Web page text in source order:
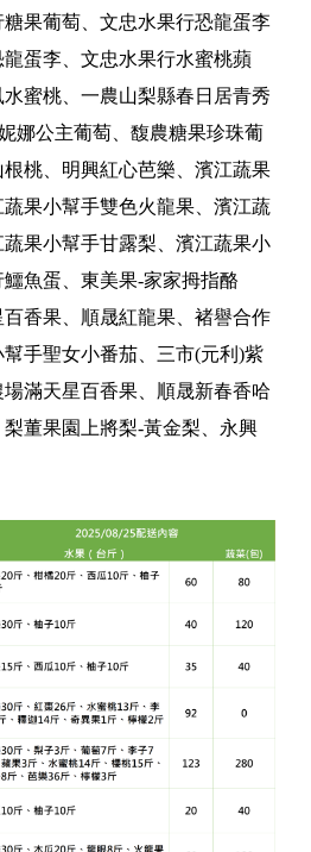
果葡萄、文忠水果行恐龍蛋李
蛋李、文忠水果行水蜜桃蘋
蜜桃、一農山梨縣春日居青秀
娜公主葡萄、馥農糖果珍珠葡
桃、明興紅心芭樂、濱江蔬果
果小幫手雙色火龍果、濱江蔬
果小幫手甘露梨、濱江蔬果小
魚蛋、東美果-家家拇指酪
香果、順晟紅龍果、褚譽合作
手聖女小番茄、三市(元利)紫
滿天星百香果、順晟新春香哈
董果園上將梨-黃金梨、永興